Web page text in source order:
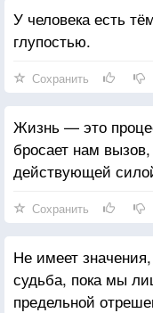
У человека есть
глупостью.
Сохранить
Жизнь — это
бросает нам
действующей
Сохранить
Не имеет
судьба, пока мы
предельной